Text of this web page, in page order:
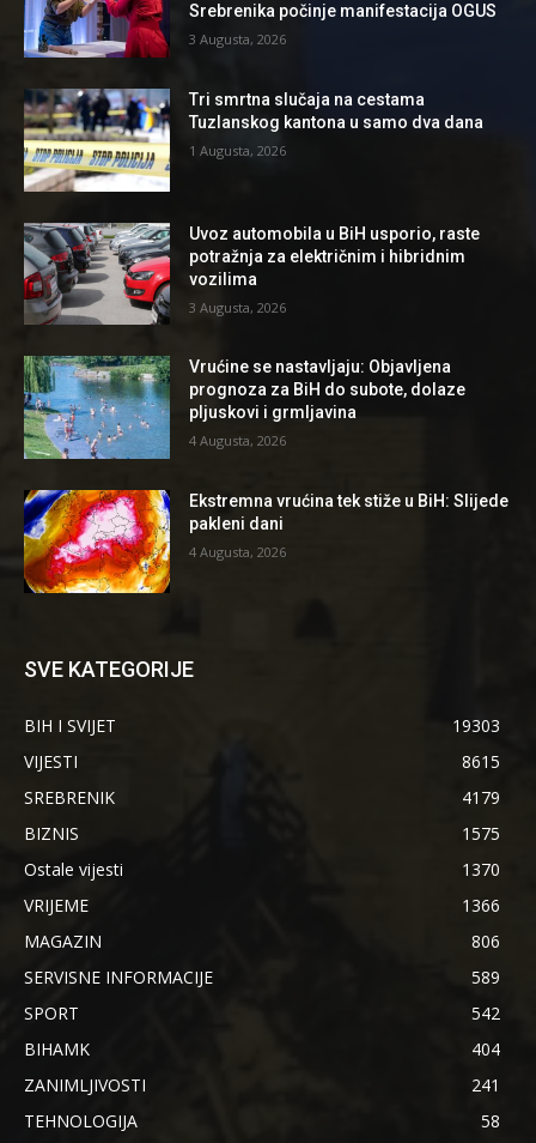
Srebrenika počinje manifestacija OGUS
3 Augusta, 2026
Tri smrtna slučaja na cestama
Tuzlanskog kantona u samo dva dana
1 Augusta, 2026
Uvoz automobila u BiH usporio, raste
potražnja za električnim i hibridnim
vozilima
3 Augusta, 2026
Vrućine se nastavljaju: Objavljena
prognoza za BiH do subote, dolaze
pljuskovi i grmljavina
4 Augusta, 2026
Ekstremna vrućina tek stiže u BiH: Slijede
pakleni dani
4 Augusta, 2026
SVE KATEGORIJE
BIH I SVIJET
19303
VIJESTI
8615
SREBRENIK
4179
BIZNIS
1575
Ostale vijesti
1370
VRIJEME
1366
MAGAZIN
806
SERVISNE INFORMACIJE
589
SPORT
542
BIHAMK
404
ZANIMLJIVOSTI
241
TEHNOLOGIJA
58